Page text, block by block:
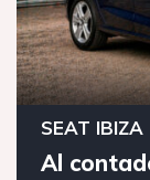
SEAT
Al